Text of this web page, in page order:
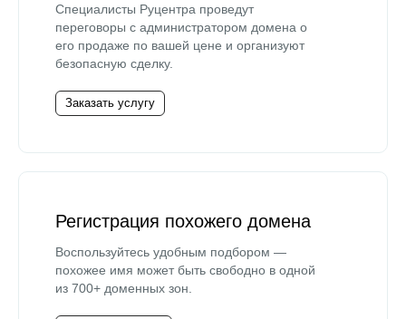
Специалисты Руцентра проведут
переговоры с администратором домена о
его продаже по вашей цене и организуют
безопасную сделку.
Заказать услугу
Регистрация похожего домена
Воспользуйтесь удобным подбором —
похожее имя может быть свободно в одной
из 700+ доменных зон.